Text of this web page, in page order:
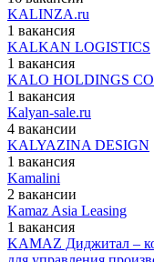
KALINZA.ru
1 вакансия
KALKAN LOGISTICS
1 вакансия
KALO HOLDINGS
1 вакансия
Kalyan-sale.ru
4 вакансии
KALYAZINA DESIGN
1 вакансия
Kamalini
2 вакансии
Kamaz Asia Leasing
1 вакансия
KAMAZ Диджитал –